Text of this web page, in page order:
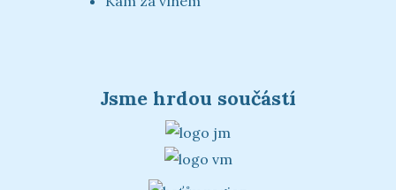
Jsme hrdou součástí